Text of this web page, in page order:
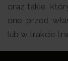
oraz takie,
one przed
lub w trakcie